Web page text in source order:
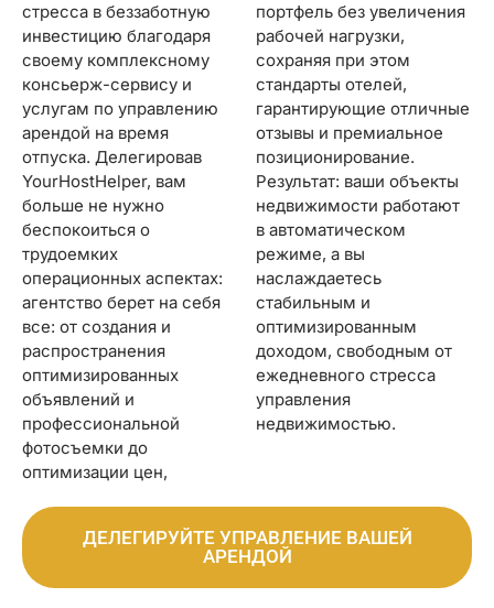
стресса в беззаботную
инвестицию благодаря
своему комплексному
консьерж-сервису и
услугам по управлению
арендой на время
отпуска. Делегировав
YourHostHelper, вам
больше не нужно
беспокоиться о
трудоемких
операционных аспектах:
агентство берет на себя
все: от создания и
распространения
оптимизированных
объявлений и
профессиональной
фотосъемки до
оптимизации цен,
портфель без увеличения
рабочей нагрузки,
сохраняя при этом
стандарты отелей,
гарантирующие отличные
отзывы и премиальное
позиционирование.
Результат: ваши объекты
недвижимости работают
в автоматическом
режиме, а вы
наслаждаетесь
стабильным и
оптимизированным
доходом, свободным от
ежедневного стресса
управления
недвижимостью.
ДЕЛЕГИРУЙТЕ УПРАВЛЕНИЕ ВАШЕЙ
АРЕНДОЙ